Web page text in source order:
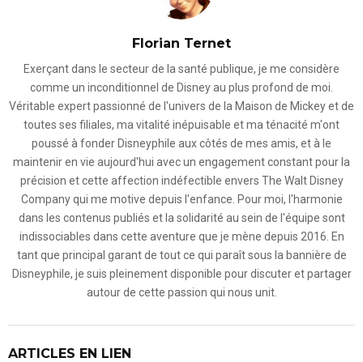
Florian Ternet
Exerçant dans le secteur de la santé publique, je me considère
comme un inconditionnel de Disney au plus profond de moi.
Véritable expert passionné de l'univers de la Maison de Mickey et de
toutes ses filiales, ma vitalité inépuisable et ma ténacité m'ont
poussé à fonder Disneyphile aux côtés de mes amis, et à le
maintenir en vie aujourd'hui avec un engagement constant pour la
précision et cette affection indéfectible envers The Walt Disney
Company qui me motive depuis l'enfance. Pour moi, l'harmonie
dans les contenus publiés et la solidarité au sein de l'équipe sont
indissociables dans cette aventure que je mène depuis 2016. En
tant que principal garant de tout ce qui paraît sous la bannière de
Disneyphile, je suis pleinement disponible pour discuter et partager
autour de cette passion qui nous unit.
ARTICLES EN LIEN